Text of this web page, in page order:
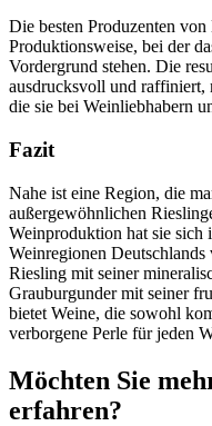
Die besten Produzenten
Produktionsweise, bei der
Vordergrund stehen. Die
ausdrucksvoll und raffiniert,
die sie bei Weinliebhabern
Fazit
Nahe ist eine Region, die
außergewöhnlichen
Weinproduktion hat sie sich
Weinregionen
Riesling mit seiner
Grauburgunder mit seiner
bietet Weine, die sowohl
verborgene Perle für jeden
Möchten Sie
erfahren?